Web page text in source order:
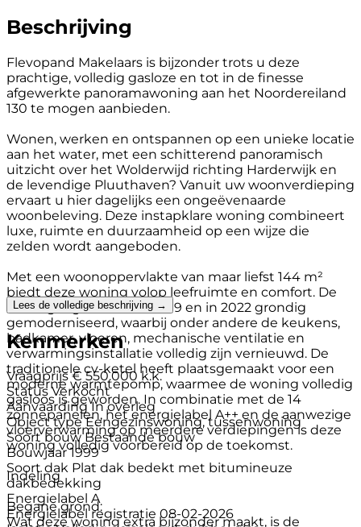
Beschrijving
Flevopand Makelaars is bijzonder trots u deze
prachtige, volledig gasloze en tot in de finesse
afgewerkte panoramawoning aan het Noordereiland
130 te mogen aanbieden.
Wonen, werken en ontspannen op een unieke locatie
aan het water, met een schitterend panoramisch
uitzicht over het Wolderwijd richting Harderwijk en
de levendige Pluuthaven? Vanuit uw woonverdieping
ervaart u hier dagelijks een ongeëvenaarde
woonbeleving. Deze instapklare woning combineert
luxe, ruimte en duurzaamheid op een wijze die
zelden wordt aangeboden.
Met een woonoppervlakte van maar liefst 144 m²
biedt deze woning volop leefruimte en comfort. De
woning is gebouwd in 1999 en in 2022 grondig
gemoderniseerd, waarbij onder andere de keukens,
badkamer, vloeren, mechanische ventilatie en
verwarmingsinstallatie volledig zijn vernieuwd. De
traditionele cv-ketel heeft plaatsgemaakt voor een
moderne warmtepomp, waarmee de woning volledig
gasloos is geworden. In combinatie met de 14
zonnepanelen, het energielabel A++ en de aanwezige
vloerverwarming op meerdere verdiepingen is deze
woning volledig voorbereid op de toekomst.
Indeling
Begane grond:
Wat deze woning extra bijzonder maakt, is de
Lees de volledige beschrijving →
Kenmerken
Vraagprijs € 550.000 k.k.
Status Verkocht
Aanvaarding In overleg
Object type Eengezinswoning, tussenwoning
Soort bouw Bestaande bouw
Bouwjaar 1999
Soort dak Plat dak bedekt met bitumineuze
dakbedekking
Energielabel A
Energielabel registratie 08-02-2026